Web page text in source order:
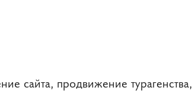
сайта, продвижение турагенства,